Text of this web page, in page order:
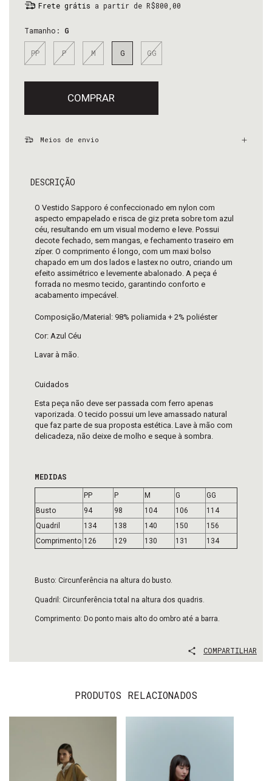
Frete grátis a partir de R$800,00
Tamanho: G
PP P M G GG
Meios de envio
DESCRIÇÃO
O Vestido Sapporo é confeccionado em nylon com
aspecto empapelado e risca de giz preta sobre tom azul
céu, resultando em um visual moderno e leve. Possui
decote fechado, sem mangas, e fechamento traseiro em
zíper. O comprimento é longo, com um maxi bolso
chapado em um dos lados e lastex no outro, criando um
efeito assimétrico e levemente abalonado. A peça é
forrada no mesmo tecido, garantindo conforto e
acabamento impecável.
Composição/Material: 98% poliamida + 2% poliéster
Cor: Azul Céu
Lavar à mão.
Cuidados
Esta peça não deve ser passada com ferro apenas
vaporizada. O tecido possui um leve amassado natural
que faz parte de sua proposta estética. Lave à mão com
delicadeza, não deixe de molho e seque à sombra.
MEDIDAS
PP P M G
GG
Busto
94 98 104 106
114
Quadril
134 138 140 150
156
Comprimento 126 129 130 131 134
Busto: Circunferência na altura do busto.
Quadril: Circunferência total na altura dos quadris.
Comprimento: Do ponto mais alto do ombro até a barra.
COMPARTILHAR
PRODUTOS RELACIONADOS